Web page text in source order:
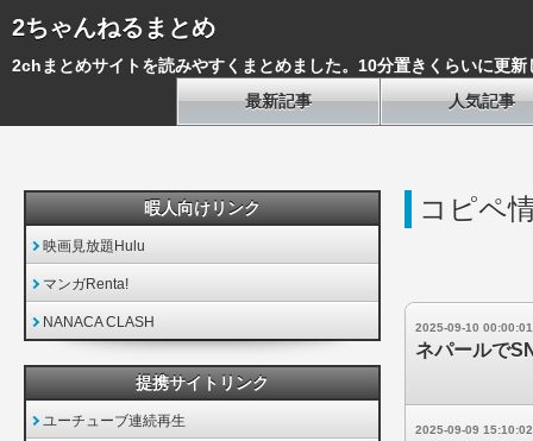
2ちゃんねるまとめ
2chまとめサイトを読みやすくまとめました。10分置きくらいに更新
最新記事
人気記事
コピペ
2025-09-10 00:00:01
ネパールで
2025-09-09 15:10:02
暇人向けリンク
映画見放題Hulu
マンガRenta!
NANACA CLASH
提携サイトリンク
ユーチューブ連続再生